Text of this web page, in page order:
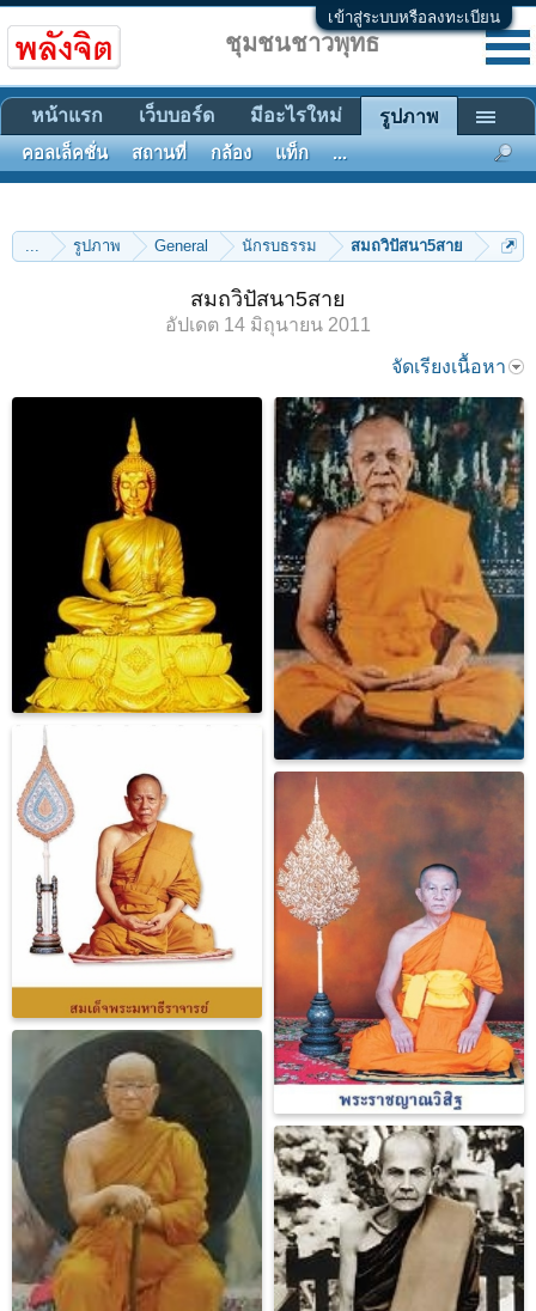
เข้าสู่ระบบหรือลงทะเบียน
... รูปภาพ General นักรบธรรม สมถวิปัสนา5สาย
สมถวิปัสนา5สาย
อัปเดต 14 มิถุนายน 2011
จัดเรียงเนื้อหา
ชุมชนชาวพุทธ
หน้าแรก เว็บบอร์ด มีอะไรใหม่ รูปภาพ
คอลเล็คชั่น สถานที่ กล้อง แท็ก ...